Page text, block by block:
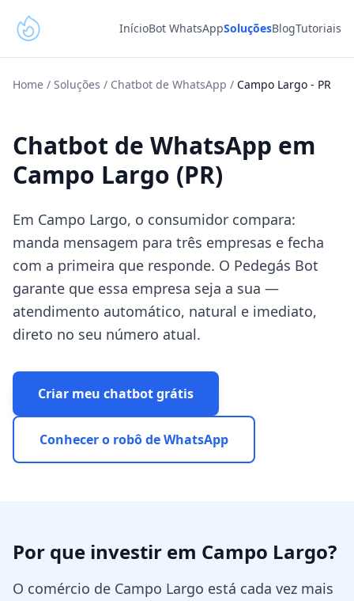
InícioBot WhatsAppSoluçõesBlogTutoriais
Home / Soluções / Chatbot de WhatsApp / Campo Largo - PR
Chatbot de WhatsApp em
Campo Largo (PR)
Em Campo Largo, o consumidor compara:
manda mensagem para três empresas e fecha
com a primeira que responde. O Pedegás Bot
garante que essa empresa seja a sua —
atendimento automático, natural e imediato,
direto no seu número atual.
Criar meu chatbot grátis
Conhecer o robô de WhatsApp
Por que investir em Campo Largo?
O comércio de Campo Largo está cada vez mais